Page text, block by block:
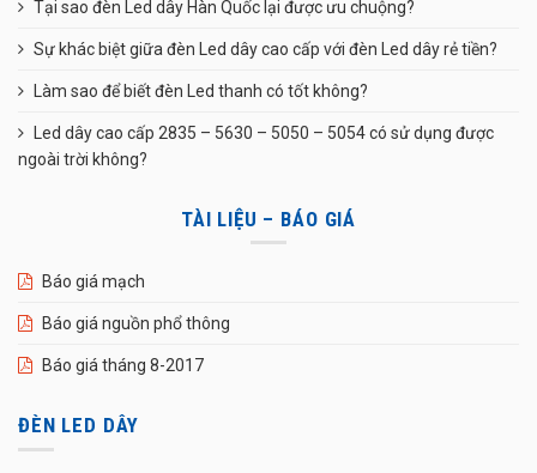
Tại sao đèn Led dây Hàn Quốc lại được ưu chuộng?
Sự khác biệt giữa đèn Led dây cao cấp với đèn Led dây rẻ tiền?
Làm sao để biết đèn Led thanh có tốt không?
Led dây cao cấp 2835 – 5630 – 5050 – 5054 có sử dụng được
ngoài trời không?
TÀI LIỆU – BÁO GIÁ
Báo giá mạch
Báo giá nguồn phổ thông
Báo giá tháng 8-2017
ĐÈN LED DÂY